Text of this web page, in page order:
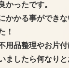
かったです。
かかる事ができな
！
用品整理やお片
ましたら何なりと